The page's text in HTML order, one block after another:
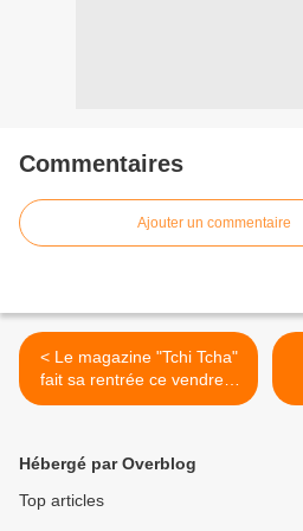
Commentaires
Ajouter un commentaire
< Le magazine "Tchi Tcha"
fait sa rentrée ce vendredi
sur CANAL+
Hébergé par Overblog
Top articles